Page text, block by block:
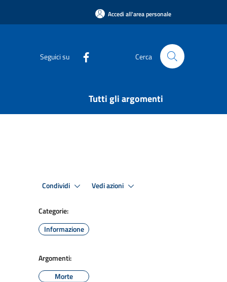
Accedi all'area personale
Seguici su Cerca
Tutti gli argomenti
Condividi Vedi azioni
Categorie:
Informazione
Argomenti:
Morte